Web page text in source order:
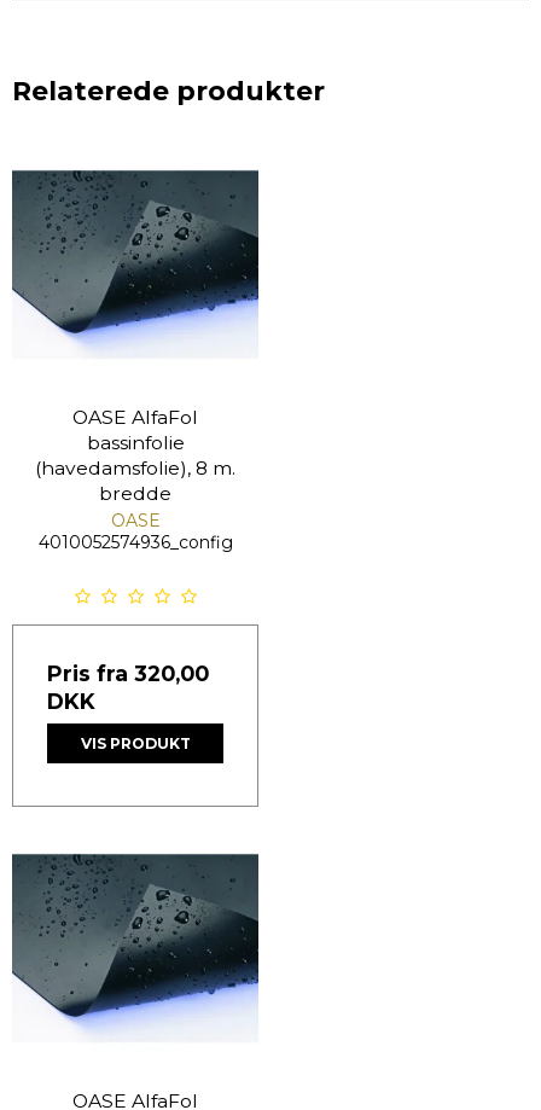
Relaterede produkter
OASE AlfaFol
bassinfolie
(havedamsfolie), 8 m.
bredde
OASE
4010052574936_config
Pris fra 320,00
DKK
VIS PRODUKT
OASE AlfaFol